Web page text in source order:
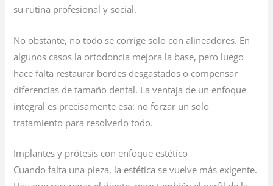
su rutina profesional y social.
No obstante, no todo se corrige solo con alineadores. En
algunos casos la ortodoncia mejora la base, pero luego
hace falta restaurar bordes desgastados o compensar
diferencias de tamaño dental. La ventaja de un enfoque
integral es precisamente esa: no forzar un solo
tratamiento para resolverlo todo.
Implantes y prótesis con enfoque estético
Cuando falta una pieza, la estética se vuelve más exigente.